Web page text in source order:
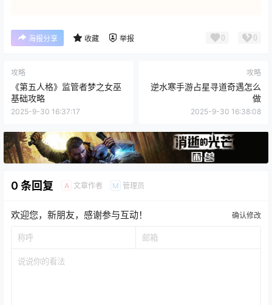
海报分享 收藏 举报 0 0
攻略
《第五人格》监管者梦之女巫
基础攻略
2025-9-30 16:37:17
攻略
逆水寒手游占星寻道奇遇怎么
做
2025-9-30 16:38:08
0 条回复 A 文章作者 M 管理员
欢迎您，新朋友，感谢参与互动！ 确认修改